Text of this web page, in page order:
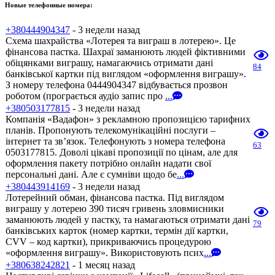
Новые телефонные номера:
+380444904347 - 3 недели назад
Схема шахрайства «Лотерея та виграш в лотерею». Це
фінансова пастка. Шахраї заманюють людей фіктивними
обіцянками виграшу, намагаючись отримати дані
банківської картки під виглядом «оформлення виграшу».
З номеру телефона 0444904347 відбувається прозвон
роботом (програється аудіо запис про ...
84
+380503177815 - 3 недели назад
Компанія «Вадафон» з рекламною пропозицією тарифних
планів. Пропонують телекомунікаційні послуги –
інтернет та зв’язок. Телефонують з номера телефона
0503177815. Доволі цікаві пропозиції по цінам, але для
оформлення пакету потрібно онлайн надати свої
персональні дані. Але є сумніви щодо бе...
63
+380443914169 - 3 недели назад
Лотерейний обман, фінансова пастка. Під виглядом
виграшу у лотерею 390 тисяч гривень зловмисники
заманюють людей у пастку, та намагаються отримати дані
банківських карток (номер картки, термін дії картки,
CVV – код картки), прикриваючись процедурою
«оформлення виграшу». Використовують псих...
79
+380638242821 - 1 месяц назад